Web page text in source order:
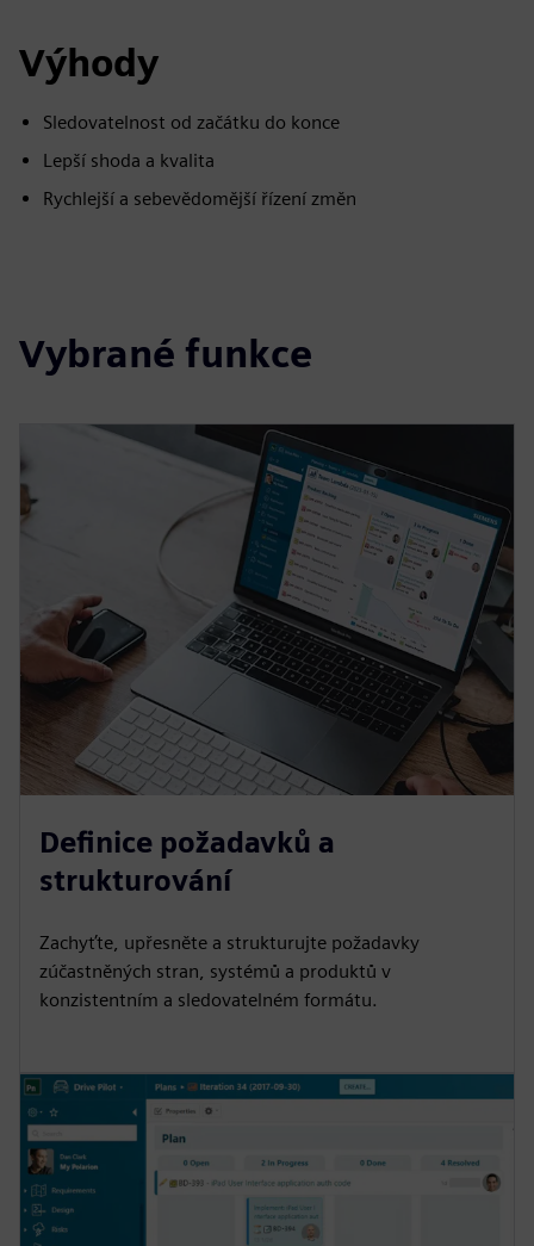
Výhody
Sledovatelnost od začátku do konce
Lepší shoda a kvalita
Rychlejší a sebevědomější řízení změn
Vybrané funkce
Definice požadavků a
strukturování
Zachyťte, upřesněte a strukturujte požadavky
zúčastněných stran, systémů a produktů v
konzistentním a sledovatelném formátu.